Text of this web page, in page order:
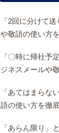
「2回に分けて
や敬語の使い方
「〇時に帰社予
ジネスメールや
「あてはまらな
語の使い方を徹
「あらん限り」